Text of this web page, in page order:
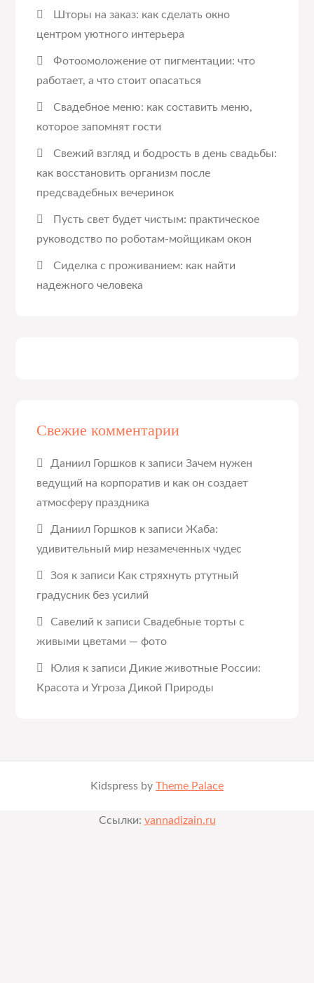
Шторы на заказ: как сделать окно
центром уютного интерьера
Фотоомоложение от пигментации: что
работает, а что стоит опасаться
Свадебное меню: как составить меню,
которое запомнят гости
Свежий взгляд и бодрость в день свадьбы:
как восстановить организм после
предсвадебных вечеринок
Пусть свет будет чистым: практическое
руководство по роботам-мойщикам окон
Сиделка с проживанием: как найти
надежного человека
Свежие комментарии
Даниил Горшков к записиЗачем нужен
ведущий на корпоратив и как он создает
атмосферу праздника
Даниил Горшков к записиЖаба:
удивительный мир незамеченных чудес
Зоя к записи Как стряхнуть ртутный
градусник без усилий
Савелий к записиСвадебные торты с
живыми цветами — фото
Юлия к записи Дикие животные России:
Красота и Угроза Дикой Природы
Kidspress by Theme Palace
Ссылки: vannadizain.ru